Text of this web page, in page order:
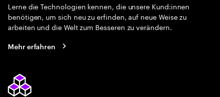
Lerne die Technologien kennen, die unsere Kund:innen
benötigen, um sich neu zu erfinden, auf neue Weise zu
arbeiten und die Welt zum Besseren zu verändern.
Mehr erfahren